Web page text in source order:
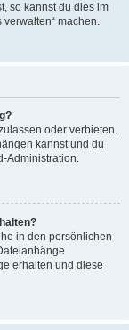
so kannst du dies im
verwalten“ machen.
oder verbieten.
kannst und du
Administration.
in den persönlichen
erhalten und diese